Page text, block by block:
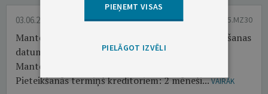
03.06.2026. OP 2026/105.MZ30
Mantojuma atstājējs: JEĻENA MAĻINOVSKA, miršanas
datums 24.04.2026.
Mantojumu reģistra Nr.: 276941
Pieteikšanās termiņš kreditoriem: 2 mēneši...VAIRĀK
PIEŅEMT VISAS
PIELĀGOT IZVĒLI